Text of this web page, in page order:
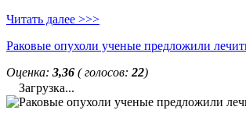
Читать далее >>>
Раковые опухоли ученые предложили
Оценка: 3,36 ( голосов: 22)
Загрузка...